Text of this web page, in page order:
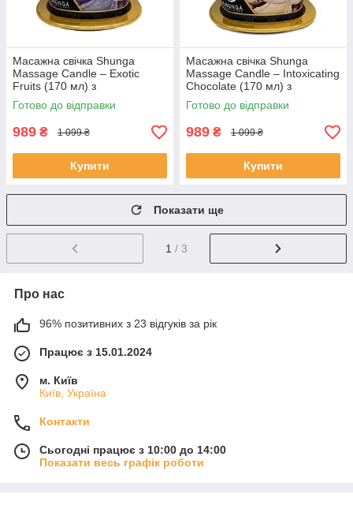
Масажна свічка Shunga
Massage Candle – Exotic
Fruits (170 мл) з
афродизіаками
Готово до відправки
989 ₴ 1 099 ₴
Купити
Масажна свічка Shunga
Massage Candle – Intoxicating
Chocolate (170 мл) з
афродизіаками
Готово до відправки
989 ₴ 1 099 ₴
Купити
Показати ще
1 / 3
Про нас
96% позитивних з 23 відгуків за рік
Працює з 15.01.2024
м. Київ
Київ, Україна
Контакти
Сьогодні працює з 10:00 до 14:00
Показати весь графік роботи